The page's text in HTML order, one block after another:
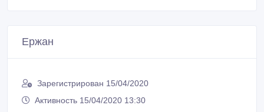
Ержан
Зарегистрирован 15/04/2020
Активность 15/04/2020 13:30